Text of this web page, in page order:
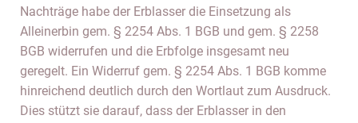
Nachträge habe der Erblasser die Einsetzung als
Alleinerbin gem. § 2254 Abs. 1 BGB und gem. § 2258
BGB widerrufen und die Erbfolge insgesamt neu
geregelt. Ein Widerruf gem. § 2254 Abs. 1 BGB komme
hinreichend deutlich durch den Wortlaut zum Ausdruck.
Dies stützt sie darauf, dass der Erblasser in den